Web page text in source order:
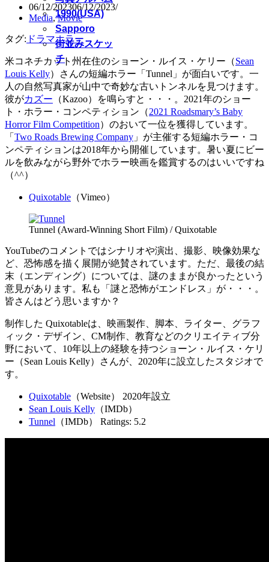
1990(USA)
Sapporo
街並みスケッ
チ
06/12/202306/12/2023
Media,Movie
タグ: ドラマホラー
米コネチカット州在住のショーン・ルイス・ケリー（Sean
Louis Kelly）さんの短編ホラー「Tunnel」が面白いです。一
人の自然写真家が山中で奇妙な古いトンネルを見つけます。
彼がカズー （Kazoo）を鳴らすと・・・。2021年のショー
ト・ホラー・コンペティション（2021 Roadsmary’s Baby
Horror Film Competition）のおいて一位を獲得しています。
「 Two Roads Brewing Company 」が主催する短編ホラー・コ
ンペティションは2018年から開催しています。暑い夏にビー
ルを飲みながら野外でホラー映画を鑑賞するのはいいですね
（^^）
Quixotable （Vimeo）
Tunnel (Award-Winning Short Film) / Quixotable
YouTubeのコメントではシナリオや演出、撮影、映像効果な
ど、恐怖感を描く展開が絶賛されています。ただ、最後の結
末（エンディング）については、謎のままが良かったという
意見があります。私も「謎と恐怖がエンドレス」が・・・。
皆さんはどう思いますか？
制作した Quixotableは、映画製作、脚本、ライター、グラフ
ィック・デザイン、CM制作、教育などのクリエイティブ分
野において、10年以上の経験を持つショーン・ルイス・ケリ
ー（Sean Louis Kelly）さんが、2020年に設立したスタジオで
す。
Quixotable （Website） 2020年設立
Sean Louis Kelly （IMDb）
Tunnel （IMDb） Ratings: 5.2